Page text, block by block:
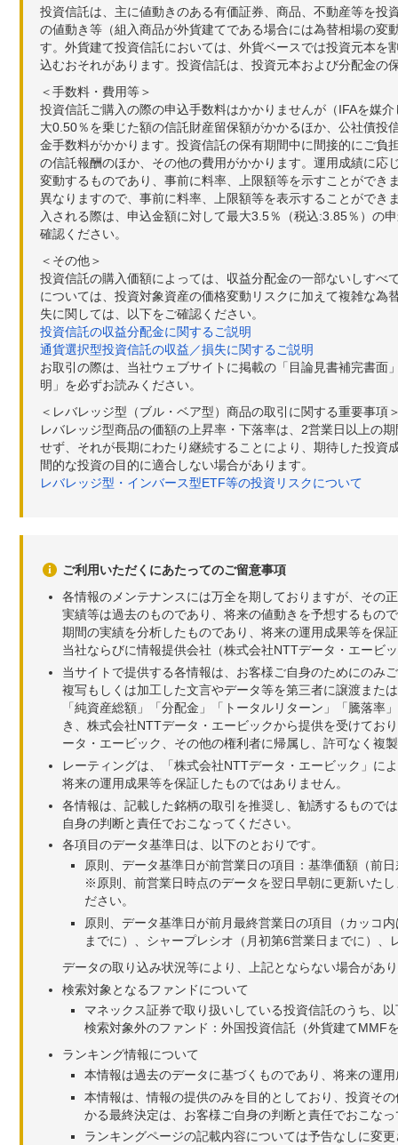
投資信託は、主に値動きのある有価証券、商品、不動産等を
の値動き等（組入商品が外貨建てである場合には為替相場の
す。外貨建て投資信託においては、外貨ベースでは投資元本
込むおそれがあります。投資信託は、投資元本および分配金の
＜手数料・費用等＞
投資信託ご購入の際の申込手数料はかかりませんが（IFAを媒
大0.50％を乗じた額の信託財産留保額がかかるほか、公社債
金手数料がかかります。投資信託の保有期間中に間接的にご
の信託報酬のほか、その他の費用がかかります。運用成績に
変動するものであり、事前に料率、上限額等を示すことがで
異なりますので、事前に料率、上限額等を表示することがで
入される際は、申込金額に対して最大3.5％（税込:3.85％）の
確認ください。
＜その他＞
投資信託の購入価額によっては、収益分配金の一部ないしす
については、投資対象資産の価格変動リスクに加えて複雑な
失に関しては、以下をご確認ください。
投資信託の収益分配金に関するご説明
通貨選択型投資信託の収益／損失に関するご説明
お取引の際は、当社ウェブサイトに掲載の「目論見書補完書
明」を必ずお読みください。
＜レバレッジ型（ブル・ベア型）商品の取引に関する重要事項
レバレッジ型商品の価額の上昇率・下落率は、2営業日以上の
せず、それが長期にわたり継続することにより、期待した投
間的な投資の目的に適合しない場合があります。
レバレッジ型・インバース型ETF等の投資リスクについて
ご利用いただくにあたってのご留意事項
各情報のメンテナンスには万全を期しておりますが、その
実績等は過去のものであり、将来の値動きを予想するもの
期間の実績を分析したものであり、将来の運用成果等を保
当社ならびに情報提供会社（株式会社NTTデータ・エービ
当サイトで提供する各情報は、お客様ご自身のためにのみ
複写もしくは加工した文言やデータ等を第三者に譲渡また
「純資産総額」「分配金」「トータルリターン」「騰落
き、株式会社NTTデータ・エービックから提供を受けてお
ータ・エービック、その他の権利者に帰属し、許可なく複
レーティングは、「株式会社NTTデータ・エービック」に
将来の運用成果等を保証したものではありません。
各情報は、記載した銘柄の取引を推奨し、勧誘するもので
自身の判断と責任でおこなってください。
各項目のデータ基準日は、以下のとおりです。
原則、データ基準日が前営業日の項目：基準価額（前
※原則、前営業日時点のデータを翌日早朝に更新いた
ださい。
原則、データ基準日が前月最終営業日の項目（カッコ
までに）、シャープレシオ（月初第6営業日までに）
データの取り込み状況等により、上記とならない場合があ
検索対象となるファンドについて
マネックス証券で取り扱いしている投資信託のうち、
検索対象外のファンド：外国投資信託（外貨建てMMF
ランキング情報について
本情報は過去のデータに基づくものであり、将来の運
本情報は、情報の提供のみを目的としており、投資そ
かる最終決定は、お客様ご自身の判断と責任でおこな
ランキングページの記載内容については予告なしに変